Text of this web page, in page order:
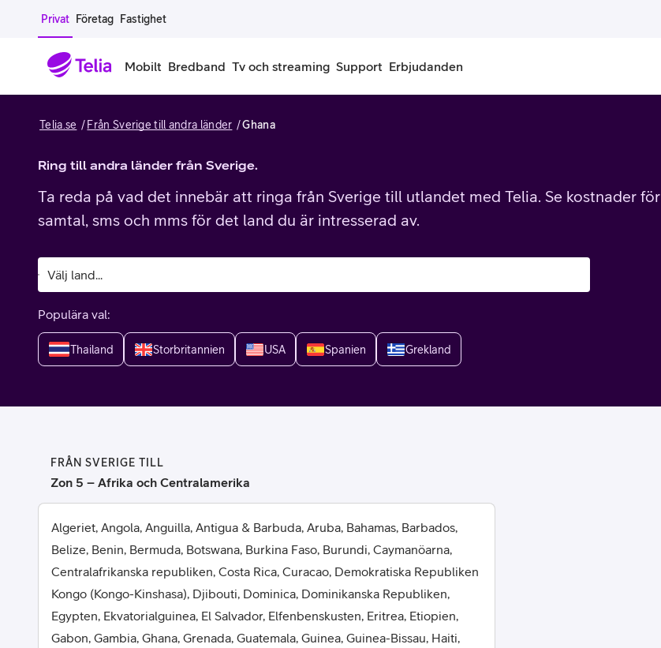
Gå till sidans innehåll
Privat Företag Fastighet
Mobilt
Mobiltelefoner
iPhone
Samsung Galaxy
Alla mobiltelefoner
Begagnade mobiltelefoner
Billiga mobiltelefoner
Hörlurar
Familjeabonnemang Ladda kontantkort
Apple Watch
Samsung Galaxy Watch
Alla smartwatches
4G/5G Surfplattor
Wifi Surfplattor
Tillbehör
Bredband Tv och streaming Support Erbjudanden
Telia.se Från Sverige till andra länder Ghana
Ring till andra länder från Sverige.
Ta reda på vad det innebär att ringa från Sverige till utlandet med Telia. Se kostnader för
samtal, sms och mms för det land du är intresserad av.
Populära val:
Thailand Storbritannien USA Spanien Grekland
FRÅN SVERIGE TILL
Zon 5 – Afrika och Centralamerika
Algeriet, Angola, Anguilla, Antigua & Barbuda, Aruba, Bahamas, Barbados,
Belize, Benin, Bermuda, Botswana, Burkina Faso, Burundi, Caymanöarna,
Centralafrikanska republiken, Costa Rica, Curacao, Demokratiska Republiken
Kongo (Kongo-Kinshasa), Djibouti, Dominica, Dominikanska Republiken,
Egypten, Ekvatorialguinea, El Salvador, Elfenbenskusten, Eritrea, Etiopien,
Gabon, Gambia, Ghana, Grenada, Guatemala, Guinea, Guinea-Bissau, Haiti,